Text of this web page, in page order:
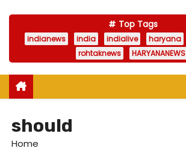
Top Tags
indianews india indialive haryana
rohtaknews
HARYANANEWS
should
Home